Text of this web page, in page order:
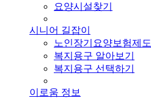
요양시설찾기
시니어 길잡이
노인장기요양보험제도
복지용구 알아보기
복지용구 선택하기
이로움 정보